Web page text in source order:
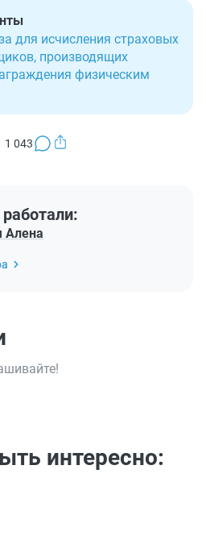
для исчисления страховых
производящих
физическим
1 043
Алена
интересно: